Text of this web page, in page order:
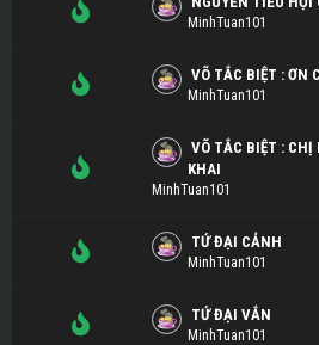
MinhTuan101
VÕ TẮC BIỆT : ƠN
MinhTuan101
VÕ TẮC BIỆT : CHỊ
KHAI
MinhTuan101
TỨ ĐẠI CẢNH
MinhTuan101
TỨ ĐẠI VẮN
MinhTuan101